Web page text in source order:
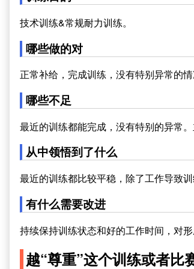
技术训练&常规耐力训练。
哪些做的对
正常补给，完成训练，没有特别异常的情
哪些不足
最近的训练都能完成，没有特别的异常
从中领悟到了什么
最近的训练都比较平稳，除了工作导致
有什么需要改进
持续保持训练状态和好的工作时间，对形
越“尊重”这个训练或者比